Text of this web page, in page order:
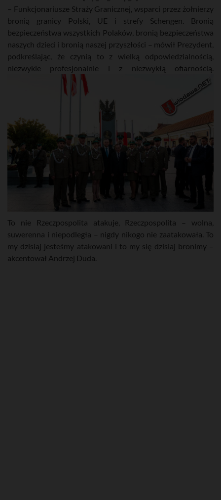
– Funkcjonariusze Straży Granicznej, wsparci przez żołnierzy
bronią granicy Polski, UE i strefy Schengen. Bronią
bezpieczeństwa wszystkich Polaków, bronią bezpieczeństwa
naszych dzieci i bronią naszej przyszłości – mówił Prezydent,
podkreślając, że czynią to z wielką odpowiedzialnością,
niezwykle profesjonalnie i z niezwykłą ofiarnością.
To nie Rzeczpospolita atakuje, Rzeczpospolita – wolna,
suwerenna i niepodległa – nigdy nikogo nie zaatakowała. To
my dzisiaj jesteśmy atakowani i to my się dzisiaj bronimy –
akcentował Andrzej Duda.